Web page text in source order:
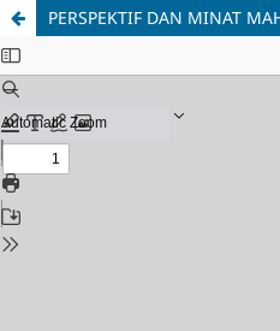
PERSPEKTIF DAN MINAT